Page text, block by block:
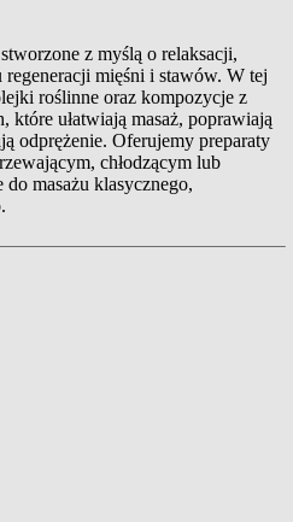
z myślą o relaksacji,
mięśni i stawów. W tej
roślinne oraz kompozycje z
ułatwiają masaż, poprawiają
odprężenie. Oferujemy preparaty
chłodzącym lub
masażu klasycznego,